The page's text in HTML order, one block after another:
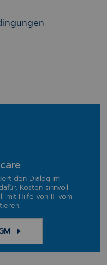
den Dialog im
Kosten sinnvoll
mit Hilfe von IT vom